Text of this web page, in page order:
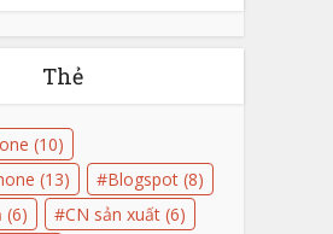
Thẻ
(10)
(13) Blogspot (8)
(6) CN sản xuất (6)